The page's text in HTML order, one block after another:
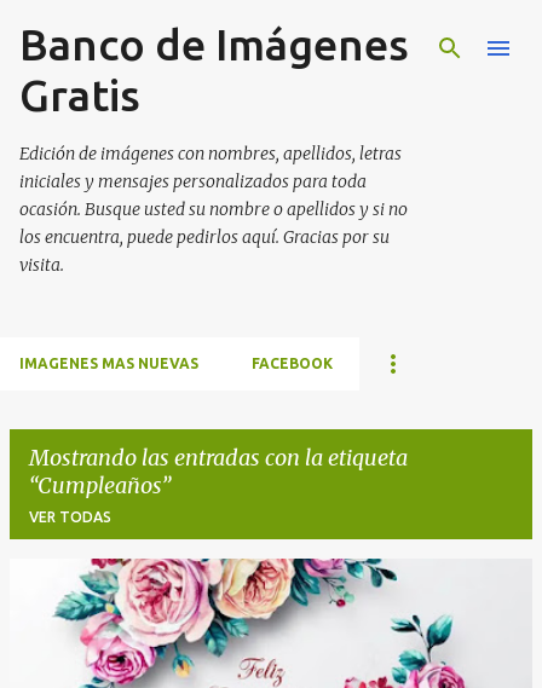
Ir al contenido principal
Banco de Imágenes
Gratis
Edición de imágenes con nombres, apellidos, letras
iniciales y mensajes personalizados para toda
ocasión. Busque usted su nombre o apellidos y si no
los encuentra, puede pedirlos aquí. Gracias por su
visita.
IMAGENES MAS NUEVAS FACEBOOK
Mostrando las entradas con la etiqueta
Cumpleaños
VER TODAS